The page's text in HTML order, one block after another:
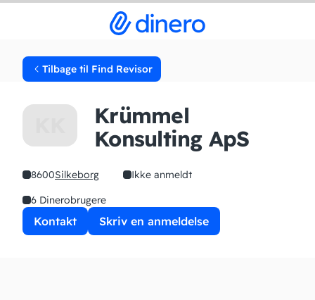
Tilbage til Find Revisor
Krümmel
Konsulting ApS
8600Silkeborg
Ikke anmeldt
6 Dinerobrugere
Kontakt Skriv en anmeldelse